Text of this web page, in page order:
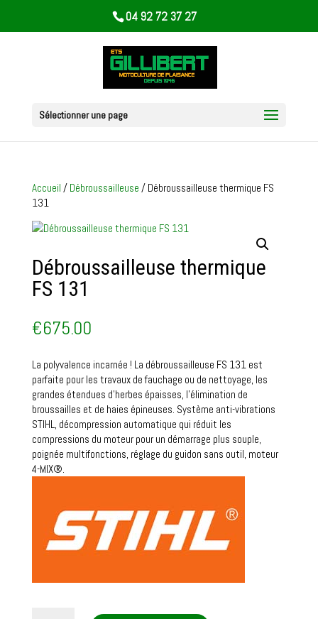
04 92 72 37 27
Sélectionner une page
Accueil / Débroussailleuse / Débroussailleuse thermique FS
131
Débroussailleuse thermique
FS 131
€675.00
La polyvalence incarnée ! La débroussailleuse FS 131 est
parfaite pour les travaux de fauchage ou de nettoyage, les
grandes étendues d’herbes épaisses, l’élimination de
broussailles et de haies épineuses. Système anti-vibrations
STIHL, décompression automatique qui réduit les
compressions du moteur pour un démarrage plus souple,
poignée multifonctions, réglage du guidon sans outil, moteur
4-MIX®.